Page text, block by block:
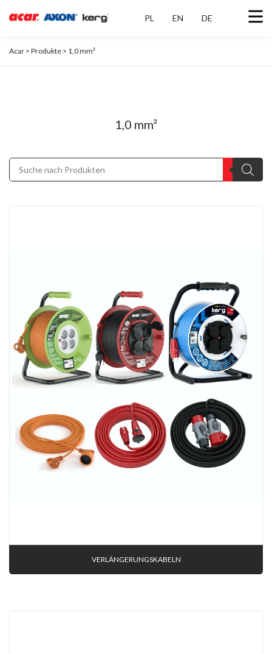
PL EN DE
Acar > Produkte > 1,0 mm²
1,0 mm²
Products
search
VERLÄNGERUNGSKABELN